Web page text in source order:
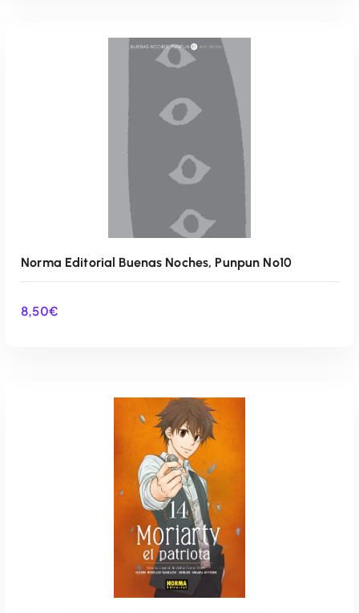
AÑADIR AL CARRITO
AÑADIR AL CARRITO
Norma Editorial Buenas Noches, Punpun Nº10
8,50€